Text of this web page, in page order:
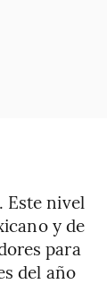
. Este nivel
y de
para
del año